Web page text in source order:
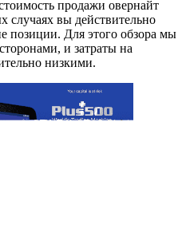
продажи овернайт
случаях вы действительно
позиции. Для этого обзора мы
и затраты на
низкими.